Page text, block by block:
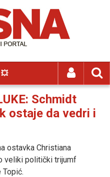
Schmidt
ostaje da vedri i
ostavka Christiana
veliki politički trijumf
Topić.